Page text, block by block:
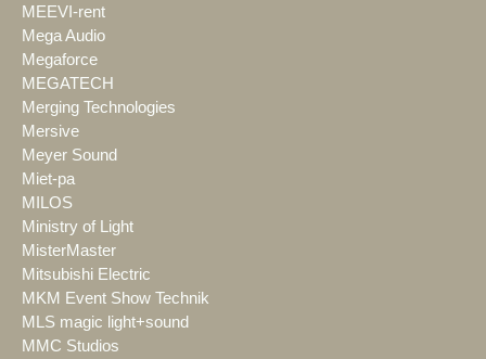
MEEVI-rent
Mega Audio
Megaforce
MEGATECH
Merging Technologies
Mersive
Meyer Sound
Miet-pa
MILOS
Ministry of Light
MisterMaster
Mitsubishi Electric
MKM Event Show Technik
MLS magic light+sound
MMC Studios